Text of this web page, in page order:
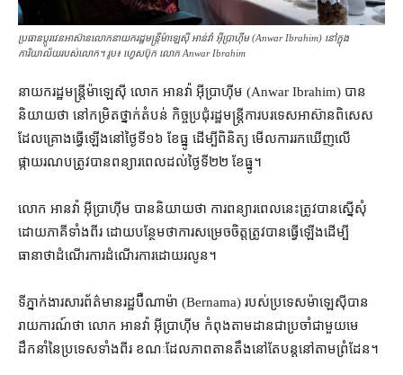
ប្រធាន​ប្ដូរ​វេន​អាស៊ាន​លោកនាយក​រដ្ឋមន្ត្រី​ម៉ាឡេស៊ី អាន់វ៉ា អ៊ីប្រាហ៊ីម (Anwar Ibrahim) នៅក្នុង​
ការិយាល័យ​របស់​លោក។ រូប៖ ហ្វេសប៊ុក លោក Anwar Ibrahim
នាយករដ្ឋមន្ត្រី​ម៉ាឡេស៊ី លោក អានវ៉ា អ៊ីប្រាហ៊ីម (Anwar Ibrahim) បាន​
និយាយថា នៅ​កម្រិត​ថ្នាក់​តំបន់ កិច្ចប្រជុំ​រដ្ឋមន្ត្រីការបរទេស​អាស៊ាន​ពិសេស​
ដែល​គ្រោង​ធ្វើឡើង​នៅ​ថ្ងៃទី១៦ ខែធ្នូ ដើម្បី​ពិនិត្យ មើល​ការ​រក​ឃើញ​លើ​
ផ្កាយរណប​ត្រូវ​បាន​ពន្យារពេល​ដល់​ថ្ងៃទី២២ ខែ​ធ្នូ។
លោក អានវ៉ា អ៊ីប្រាហ៊ីម បាន​និយាយ​ថា ការពន្យារ​ពេលនេះ​ត្រូវបាន​ស្នើសុំ​
ដោយ​ភាគី​ទាំងពីរ ដោយ​បន្ថែម​​​​​​​​​ថា​ការ​​​​សម្រេចចិត្ត​ត្រូវបាន​ធ្វើឡើង​ដើម្បី​
ធានាថា​ដំណើរការ​ដំណើរការ​ដោយ​រលូន។
ទីភ្នាក់ងារសារព័ត៌មាន​រដ្ឋ​ប៊ឺណាម៉ា (Bernama) របស់​ប្រទេស​ម៉ាឡេស៊ី​បាន​
រាយការណ៍​ថា លោក អានវ៉ា អ៊ីប្រាហ៊ីម កំពុង​តាមដាន​ជាប្រចាំ​ជាមួយ​មេ
ដឹកនាំ​នៃ​ប្រទេស​ទាំងពីរ ខណៈដែល​ភាព​តានតឹង​នៅតែ​បន្ត​នៅ​តាម​ព្រំដែន។